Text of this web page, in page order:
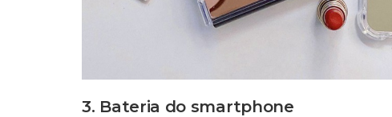
3. Bateria do smartphone